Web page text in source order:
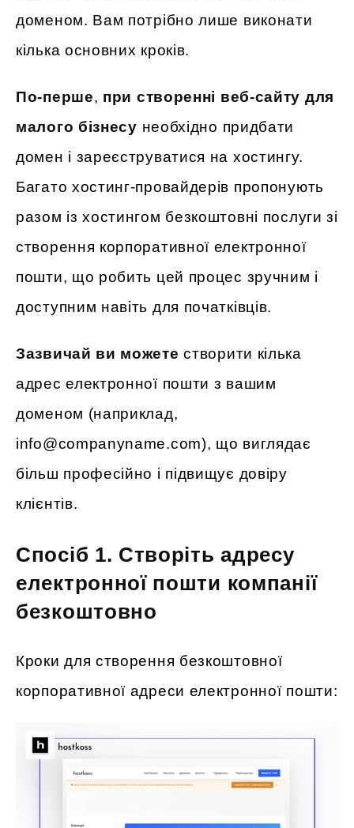
доменом. Вам потрібно лише виконати
кілька основних кроків.
По-перше, при створенні веб-сайту для
малого бізнесу необхідно придбати
домен і зареєструватися на хостингу.
Багато хостинг-провайдерів пропонують
разом із хостингом безкоштовні послуги зі
створення корпоративної електронної
пошти, що робить цей процес зручним і
доступним навіть для початківців.
Зазвичай ви можете створити кілька
адрес електронної пошти з вашим
доменом (наприклад,
info@companyname.com), що виглядає
більш професійно і підвищує довіру
клієнтів.
Спосіб 1. Створіть адресу
електронної пошти компанії
безкоштовно
Кроки для створення безкоштовної
корпоративної адреси електронної пошти: